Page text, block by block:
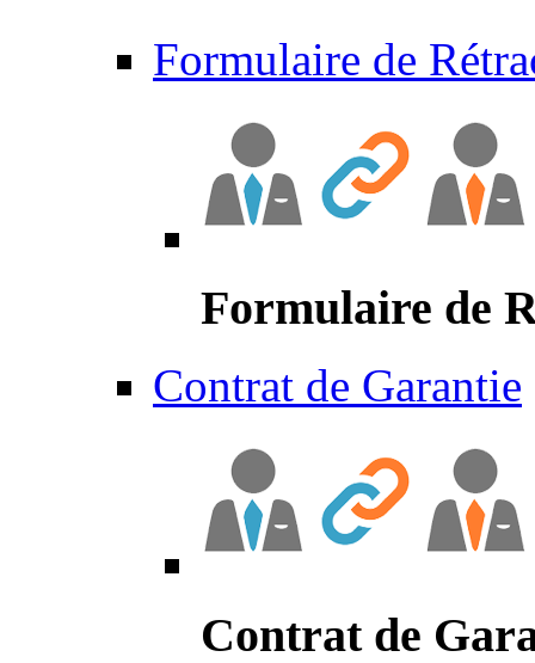
Formulaire de
Formulaire de
Contrat de Garantie
Contrat de